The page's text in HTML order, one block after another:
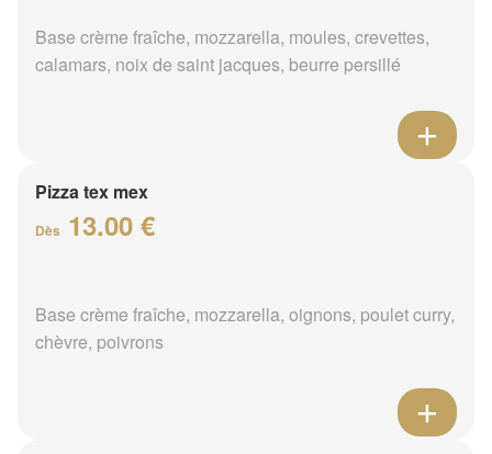
Base crème fraîche, mozzarella, moules, crevettes,
calamars, noix de saint jacques, beurre persillé
Pizza tex mex
Dès 13.00 €
Base crème fraîche, mozzarella, oignons, poulet curry,
chèvre, poivrons